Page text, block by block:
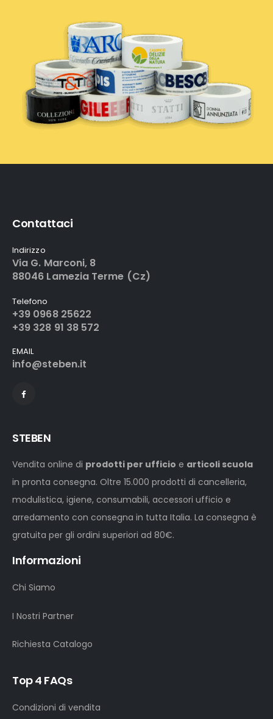
Contattaci
Indirizzo
Via G. Marconi, 8
88046 Lamezia Terme (Cz)
Telefono
+39 0968 25622
+39 328 91 38 572
EMAIL
info@steben.it
STEBEN
Vendita online di prodotti per ufficio e articoli scuola
in pronta consegna. Oltre 15.000 prodotti di cancelleria,
modulistica, igiene, consumabili, accessori ufficio e
arredamento con consegna in tutta Italia. La consegna è
gratuita per gli ordini superiori ad 80€.
Informazioni
Chi Siamo
I Nostri Partner
Richiesta Catalogo
Top 4 FAQs
Condizioni di vendita